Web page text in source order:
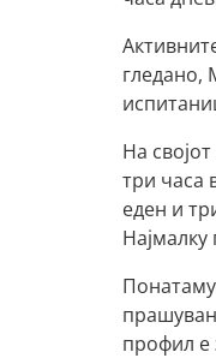
гледано,
На
три часа
еден и
профил е